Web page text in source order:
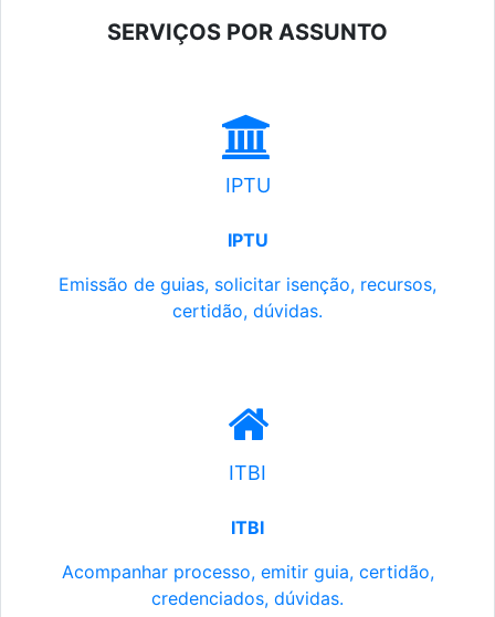
SERVIÇOS POR ASSUNTO
IPTU
IPTU
Emissão de guias, solicitar isenção, recursos,
certidão, dúvidas.
ITBI
ITBI
Acompanhar processo, emitir guia, certidão,
credenciados, dúvidas.